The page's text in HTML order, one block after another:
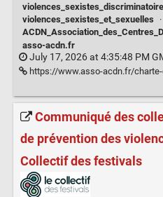
violences_sexistes_et_sexuelles
·
asso-acdn.fr
July 17, 2026 at 4:35:48 PM
https://www.asso-acdn.fr/charte-
Communiqué des
de prévention des
Collectif des festivals